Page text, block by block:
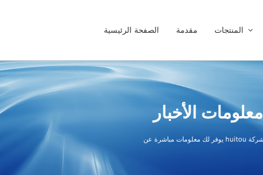
الصفحة الرئيسية مقدمة
معلومات الأخبار